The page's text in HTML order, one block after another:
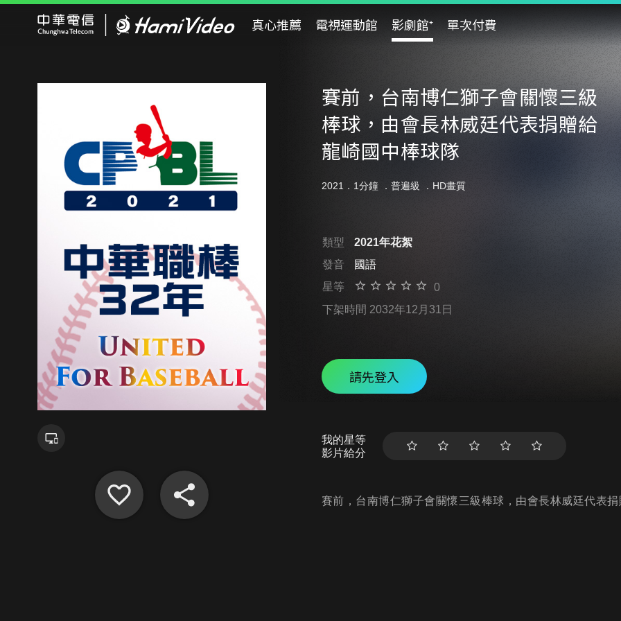
真心推薦 電視運動館 影劇館⁺ 單次付費
賽前，台南博仁獅子會關懷三級
棒球，由會長林威廷代表捐贈給
龍崎國中棒球隊
2021．1分鐘 ． 普遍級 ．HD畫質
類型
2021年花絮
發音
國語
星等
0
下架時間 2032年12月31日
請先登入
我的星等
影片給分
賽前，台南博仁獅子會關懷三級棒球，由會長林威廷代表